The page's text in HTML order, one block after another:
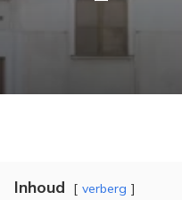
Inhoud verberg